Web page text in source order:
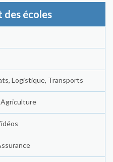
des écoles
Logistique, Transports